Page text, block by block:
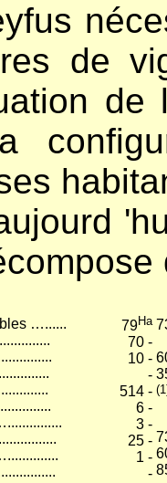
de
de
…......
79Ha
70 -
10 -
-
514 -
6 -
3 -
25 -
1 -
-